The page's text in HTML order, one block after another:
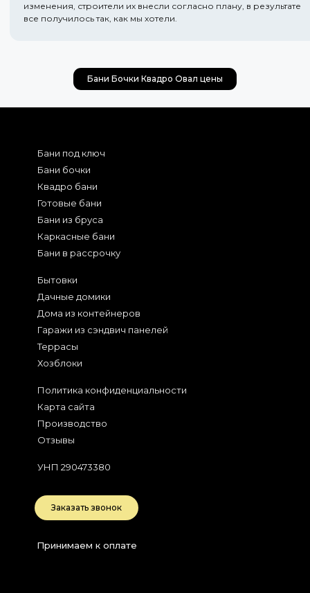
изменения, строители их внесли согласно плану, в результате
все получилось так, как мы хотели.
Бани Бочки Квадро Овал цены
Бани под ключ
Бани бочки
Квадро бани
Готовые бани
Бани из бруса
Каркасные бани
Бани в рассрочку
Бытовки
Дачные домики
Дома из контейнеров
Гаражи из сэндвич панелей
Террасы
Хозблоки
Политика конфиденциальности
Карта сайта
Производство
Отзывы
УНП 290473380
Заказать звонок
Принимаем к оплате